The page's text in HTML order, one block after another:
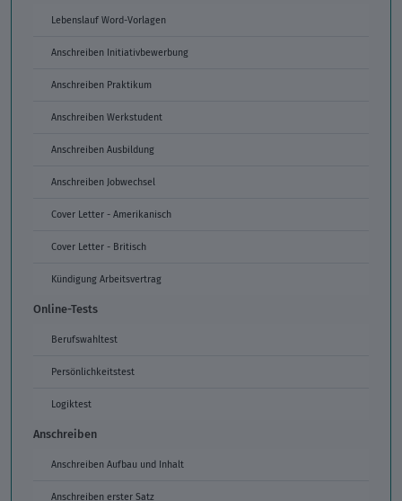
Lebenslauf Word-Vorlagen
Anschreiben Initiativbewerbung
Anschreiben Praktikum
Anschreiben Werkstudent
Anschreiben Ausbildung
Anschreiben Jobwechsel
Cover Letter - Amerikanisch
Cover Letter - Britisch
Kündigung Arbeitsvertrag
Online-Tests
Berufswahltest
Persönlichkeitstest
Logiktest
Anschreiben
Anschreiben Aufbau und Inhalt
Anschreiben erster Satz